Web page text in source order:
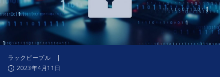
ラックピープル |
2023年4月11日